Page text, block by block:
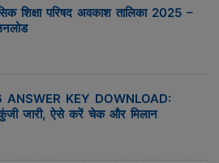
शिक्षा परिषद अवकाश तालिका 2025 –
KEY DOWNLOAD:
जारी, ऐसे करें चेक और मिलान